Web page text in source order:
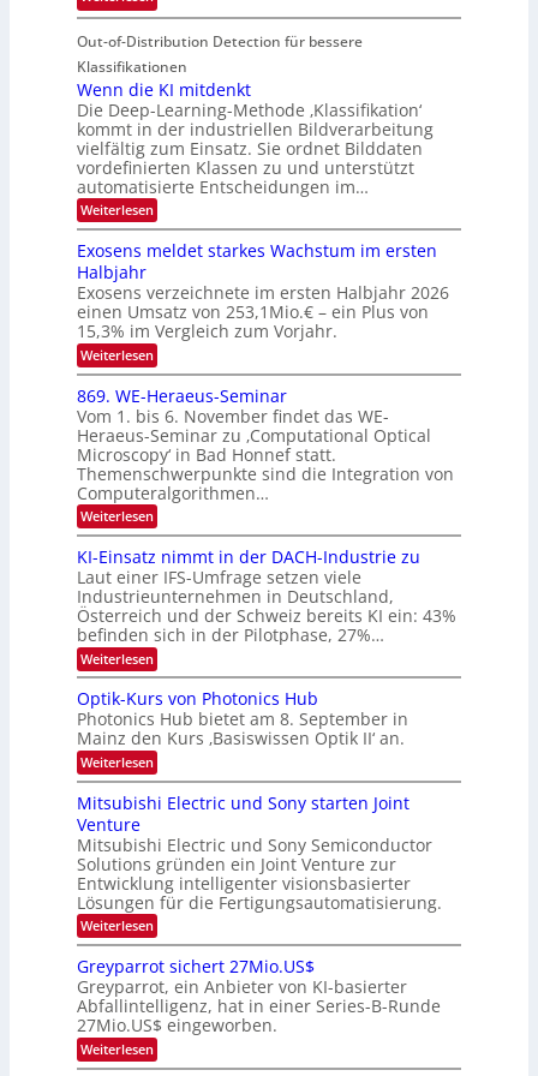
i
n
I
S
I
O
N
T
e
c
h
T
a
k
s
o
r
e
n
a
u
f
d
e
r
V
S
I
O
N
2
0
2
6
T
a
g
u
n
g
z
u
E
l
e
t
r
o
n
k
-
u
n
d
B
i
l
d
v
e
r
a
r
b
e
i
n
g
s
-
T
e
n
d
s
Out-of-Distribution Detection für bessere
Klassifikationen
Wenn die KI mitdenkt
Die Deep-Learning-Methode ‚Klassifikation‘
kommt in der industriellen Bildverarbeitung
vielfältig zum Einsatz. Sie ordnet Bilddaten
vordefinierten Klassen zu und unterstützt
automatisierte Entscheidungen im…
Weiterlesen:
W
n
d
i
e
K
I
m
i
t
d
e
n
k
t
Exosens meldet starkes Wachstum im ersten
Halbjahr
Exosens verzeichnete im ersten Halbjahr 2026
einen Umsatz von 253,1Mio.€ – ein Plus von
15,3% im Vergleich zum Vorjahr.
Weiterlesen:
E
x
o
s
e
n
s
m
e
l
d
e
t
s
t
a
r
k
e
W
a
c
h
s
u
i
m
e
r
s
t
e
n
H
a
l
b
j
a
869. WE-Heraeus-Seminar
Vom 1. bis 6. November findet das WE-
Heraeus-Seminar zu ‚Computational Optical
Microscopy‘ in Bad Honnef statt.
Themenschwerpunkte sind die Integration von
Computeralgorithmen…
Weiterlesen:
8
9
.
W
E
-
H
e
r
a
e
u
s
-
S
e
n
a
r
KI-Einsatz nimmt in der DACH-Industrie zu
Laut einer IFS-Umfrage setzen viele
Industrieunternehmen in Deutschland,
Österreich und der Schweiz bereits KI ein: 43%
befinden sich in der Pilotphase, 27%…
Weiterlesen:
K
-
E
i
n
s
t
n
m
m
t
i
n
d
e
r
D
A
C
H
Optik-Kurs von Photonics Hub
Photonics Hub bietet am 8. September in
Mainz den Kurs ‚Basiswissen Optik II‘ an.
Weiterlesen:
O
p
t
k
-
K
u
r
s
v
o
n
P
h
o
t
o
Mitsubishi Electric und Sony starten Joint
Venture
Mitsubishi Electric und Sony Semiconductor
Solutions gründen ein Joint Venture zur
Entwicklung intelligenter visionsbasierter
Lösungen für die Fertigungsautomatisierung.
Weiterlesen:
M
t
s
u
b
i
s
Greyparrot sichert 27Mio.US$
Greyparrot, ein Anbieter von KI-basierter
Abfallintelligenz, hat in einer Series-B-Runde
27Mio.US$ eingeworben.
Weiterlesen:
G